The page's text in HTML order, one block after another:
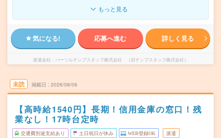
もっと見る
気になる! 応募へ進む 詳しく見る
派遣会社 パーソルテンプスタッフ株式会社 （旧テンプスタッフ株式会社）
未読 掲載日 2026/08/06
【高時給1540円】長期！信用金庫の窓口！残
業なし！17時台定時
交通費別途支給あり 土日祝日が休み WEB登録OK 派遣